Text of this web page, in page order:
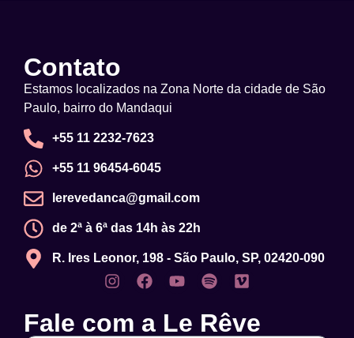
Contato
Estamos localizados na Zona Norte da cidade de São
Paulo, bairro do Mandaqui
+55 11 2232-7623
+55 11 96454-6045
lerevedanca@gmail.com
de 2ª à 6ª das 14h às 22h
R. Ires Leonor, 198 - São Paulo, SP, 02420-090
Fale com a Le Rêve